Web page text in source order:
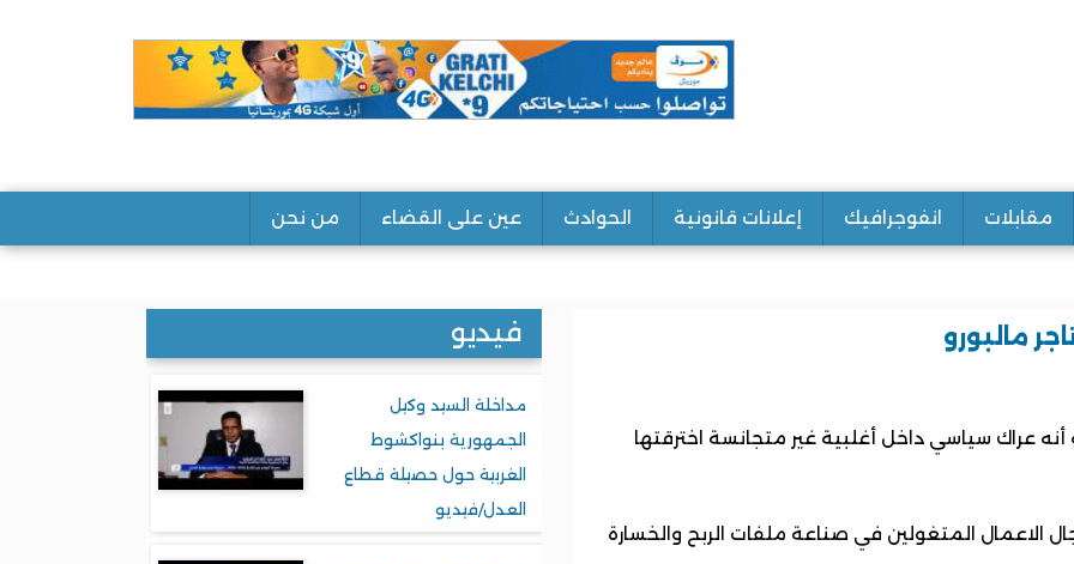
مقابلات انفوجرافيك إعلانات قانونية الحوادث عين على القضاء من نحن
مالبورو
عراك سياسي داخل أغلبية غير متجانسة اخترقتها
الاعمال المتغولين في صناعة ملفات الربح والخسارة
فيديو
مداخلة السيد وكيل
الجمهورية بنواكشوط
الغربية حول حصيلة قطاع
العدل/فيديو